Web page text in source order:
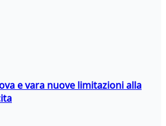
e vara nuove limitazioni alla